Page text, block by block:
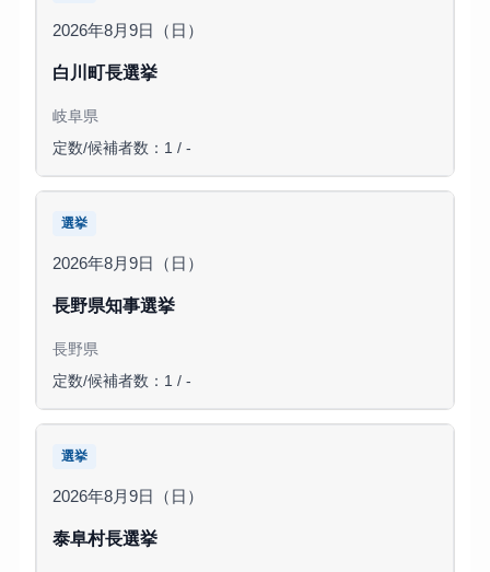
2026年8月9日（日）
白川町長選挙
岐阜県
定数/候補者数：1 / -
選挙
2026年8月9日（日）
長野県知事選挙
長野県
定数/候補者数：1 / -
選挙
2026年8月9日（日）
泰阜村長選挙